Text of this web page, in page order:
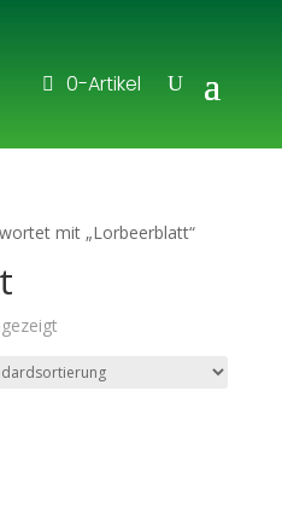
0-Artikel
mit „Lorbeerblatt“